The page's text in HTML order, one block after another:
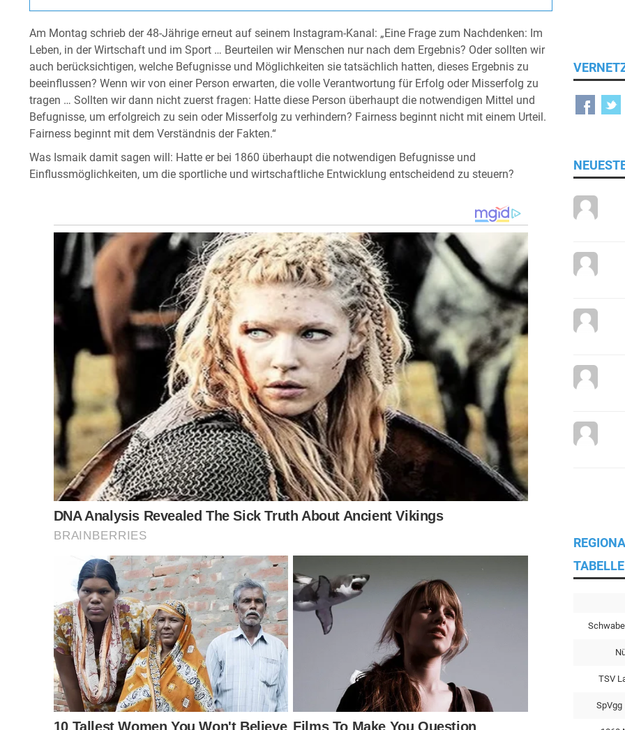
Am Montag schrieb der 48-Jährige erneut auf seinem Instagram-Kanal: „Eine Frage zum Nachdenken: Im
Leben, in der Wirtschaft und im Sport … Beurteilen wir Menschen nur nach dem Ergebnis? Oder sollten wir
auch berücksichtigen, welche Befugnisse und Möglichkeiten sie tatsächlich hatten, dieses Ergebnis zu
beeinflussen? Wenn wir von einer Person erwarten, die volle Verantwortung für Erfolg oder Misserfolg zu
tragen … Sollten wir dann nicht zuerst fragen: Hatte diese Person überhaupt die notwendigen Mittel und
Befugnisse, um erfolgreich zu sein oder Misserfolg zu verhindern? Fairness beginnt nicht mit einem Urteil.
Fairness beginnt mit dem Verständnis der Fakten.“
Was Ismaik damit sagen will: Hatte er bei 1860 überhaupt die notwendigen Befugnisse und
Einflussmöglichkeiten, um die sportliche und wirtschaftliche Entwicklung entscheidend zu steuern?
TABELLE
TSV
SpVgg